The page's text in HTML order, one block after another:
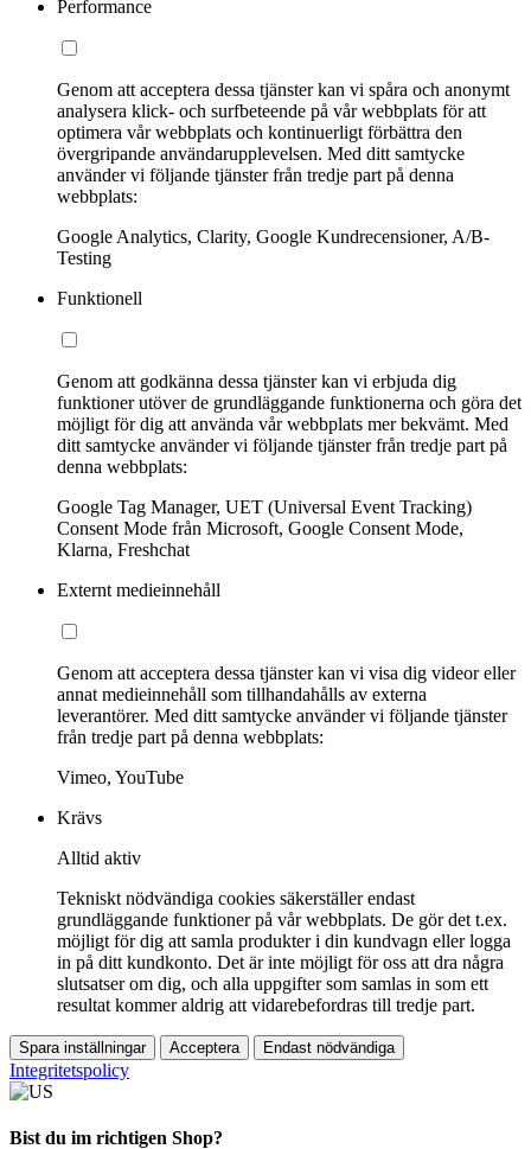
Performance
Genom att acceptera dessa tjänster kan vi spåra och anonymt
analysera klick- och surfbeteende på vår webbplats för att
optimera vår webbplats och kontinuerligt förbättra den
övergripande användarupplevelsen. Med ditt samtycke
använder vi följande tjänster från tredje part på denna
webbplats:
Google Analytics, Clarity, Google Kundrecensioner, A/B-
Testing
Funktionell
Genom att godkänna dessa tjänster kan vi erbjuda dig
funktioner utöver de grundläggande funktionerna och göra det
möjligt för dig att använda vår webbplats mer bekvämt. Med
ditt samtycke använder vi följande tjänster från tredje part på
denna webbplats:
Google Tag Manager, UET (Universal Event Tracking)
Consent Mode från Microsoft, Google Consent Mode,
Klarna, Freshchat
Externt medieinnehåll
Genom att acceptera dessa tjänster kan vi visa dig videor eller
annat medieinnehåll som tillhandahålls av externa
leverantörer. Med ditt samtycke använder vi följande tjänster
från tredje part på denna webbplats:
Vimeo, YouTube
Krävs
Alltid aktiv
Tekniskt nödvändiga cookies säkerställer endast
grundläggande funktioner på vår webbplats. De gör det t.ex.
möjligt för dig att samla produkter i din kundvagn eller logga
in på ditt kundkonto. Det är inte möjligt för oss att dra några
slutsatser om dig, och alla uppgifter som samlas in som ett
resultat kommer aldrig att vidarebefordras till tredje part.
Spara inställningar Acceptera Endast nödvändiga
Integritetspolicy
Bist du im richtigen Shop?